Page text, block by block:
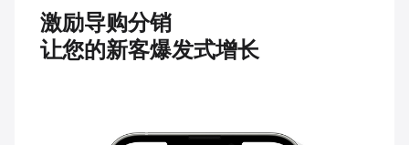
激励导购分销
让您的新客爆发式增长